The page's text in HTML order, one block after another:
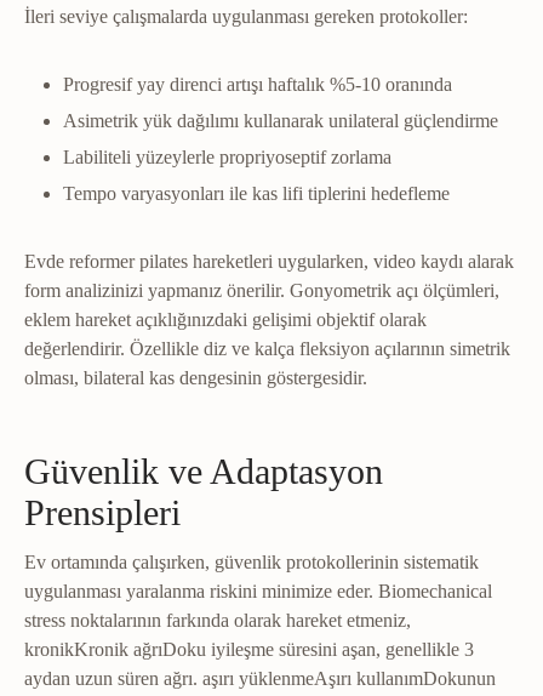
İleri seviye çalışmalarda uygulanması gereken protokoller:
Progresif yay direnci artışı haftalık %5-10 oranında
Asimetrik yük dağılımı kullanarak unilateral güçlendirme
Labiliteli yüzeylerle propriyoseptif zorlama
Tempo varyasyonları ile kas lifi tiplerini hedefleme
Evde reformer pilates hareketleri uygularken, video kaydı alarak
form analizinizi yapmanız önerilir. Gonyometrik açı ölçümleri,
eklem hareket açıklığınızdaki gelişimi objektif olarak
değerlendirir. Özellikle diz ve kalça fleksiyon açılarının simetrik
olması, bilateral kas dengesinin göstergesidir.
Güvenlik ve Adaptasyon
Prensipleri
Ev ortamında çalışırken, güvenlik protokollerinin sistematik
uygulanması yaralanma riskini minimize eder. Biomechanical
stress noktalarının farkında olarak hareket etmeniz,
kronikKronik ağrıDoku iyileşme süresini aşan, genellikle 3
aydan uzun süren ağrı. aşırı yüklenmeAşırı kullanımDokunun